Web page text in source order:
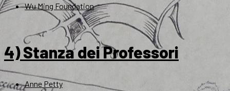
Wu Ming Foundation
4) Stanza dei Professori
Anne Petty